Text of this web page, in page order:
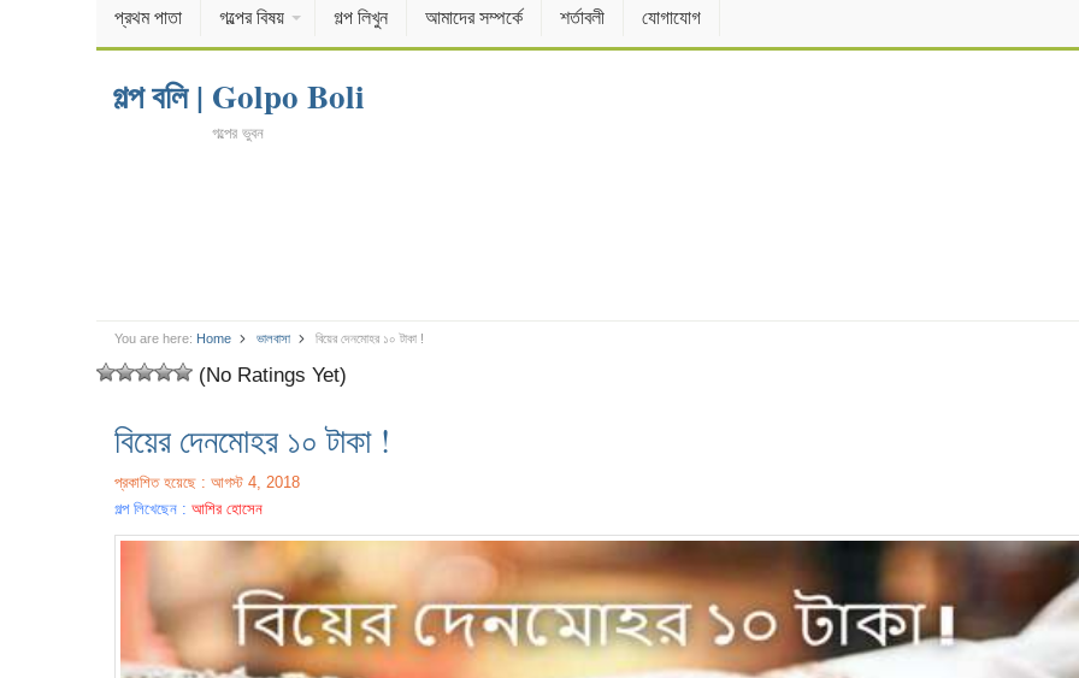
প্রথম পাতা গল্পের বিষয় গল্প লিখুন আমাদের সম্পর্কে শর্তাবলী যোগাযোগ
গল্প বলি | Golpo Boli
গল্পের ভুবন
You are here: Home ভালবাসা বিয়ের দেনমোহর ১০ টাকা !
(No Ratings Yet)
বিয়ের দেনমোহর ১০ টাকা !
প্রকাশিত হয়েছে : আগস্ট 4, 2018
গল্প লিখেছেন : আশির হোসেন